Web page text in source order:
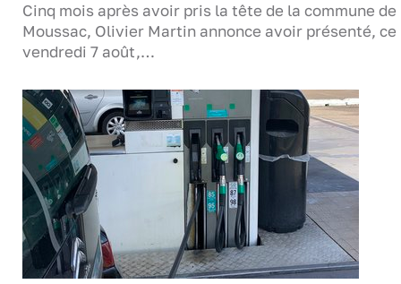
Cinq mois après avoir pris la tête de la commune de
Moussac, Olivier Martin annonce avoir présenté, ce
vendredi 7 août,…